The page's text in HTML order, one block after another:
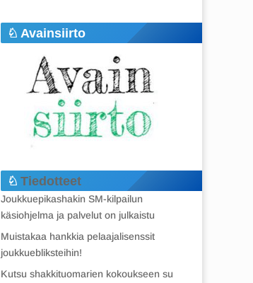
Avainsiirto
Tiedotteet
Joukkuepikashakin SM-kilpailun
käsiohjelma ja palvelut on julkaistu
Muistakaa hankkia pelaajalisenssit
joukkuebliksteihin!
Kutsu shakkituomarien kokoukseen su